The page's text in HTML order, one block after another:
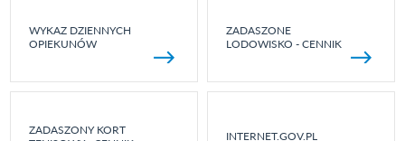
WYKAZ DZIENNYCH
OPIEKUNÓW
ZADASZONE
LODOWISKO - CENNIK
ZADASZONY KORT
INTERNET.GOV.PL